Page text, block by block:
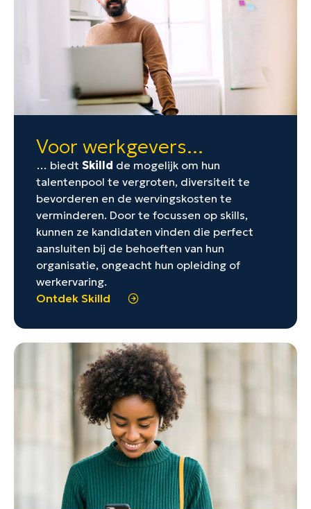
Voor werkgevers...
… biedt Skilld de mogelijk om hun
talentenpool te vergroten, diversiteit te
bevorderen en de wervingskosten te
verminderen. Door te focussen op skills,
kunnen ze kandidaten vinden die perfect
aansluiten bij de behoeften van hun
organisatie, ongeacht hun opleiding of
werkervaring.
Ontdek Skilld